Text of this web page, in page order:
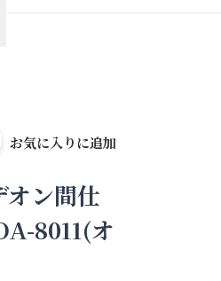
お気に入りに追加
オン間仕
8011(オ